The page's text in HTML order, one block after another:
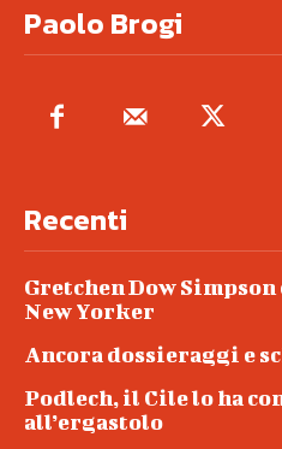
Paolo Brogi
Recenti
Gretchen Dow Simpson
New Yorker
Ancora dossieraggi e
Podlech, il Cile lo ha
all’ergastolo